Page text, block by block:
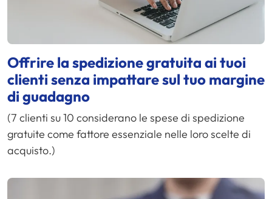
Offrire la spedizione gratuita ai tuoi
clienti senza impattare sul tuo margine
di guadagno
(7 clienti su 10 considerano le spese di spedizione
gratuite come fattore essenziale nelle loro scelte di
acquisto.)